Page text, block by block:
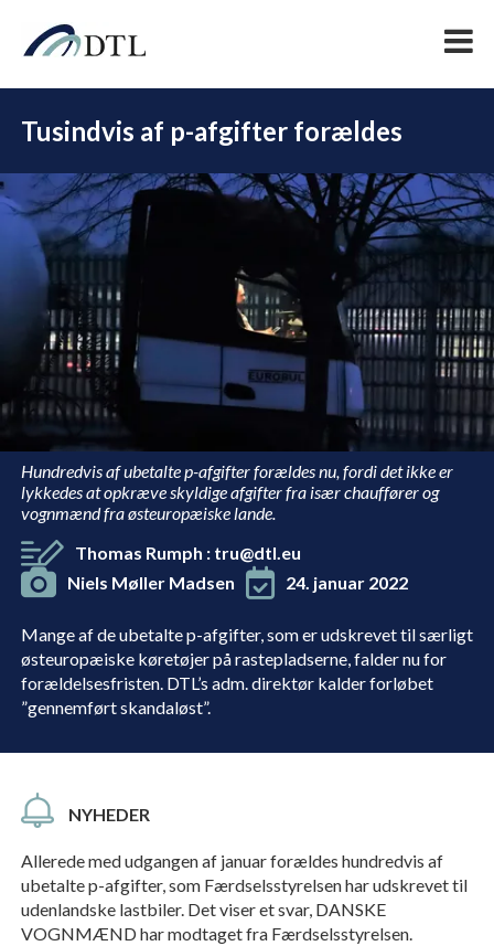
DEL
NYHEDER
Tusindvis af p-afgifter forældes
Mange af de ubetalte p-­afgifter, som er udskrevet til særligt
østeuropæiske køretøjer på rastepladserne, falder nu for
forældelsesfristen. DTL’s adm. direktør kalder forløbet
”gennemført skandaløst”.
Hundredvis af ubetalte p-afgifter forældes nu, fordi det ikke er
lykkedes at opkræve skyldige afgifter fra især chauffører og
vognmænd fra østeuropæiske lande.
Thomas Rumph : tru@dtl.eu
Niels Møller Madsen
24. januar 2022
Allerede med udgangen af januar forældes hundredvis af
ubetalte p-afgifter, som Færdselsstyrelsen har udskrevet til
udenlandske lastbiler. Det viser et svar, DANSKE
VOGNMÆND har modtaget fra Færdselsstyrelsen.